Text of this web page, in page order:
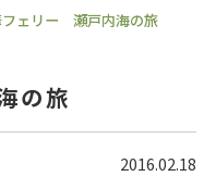
フェリー 瀬戸内海の旅
の旅
2016.02.18